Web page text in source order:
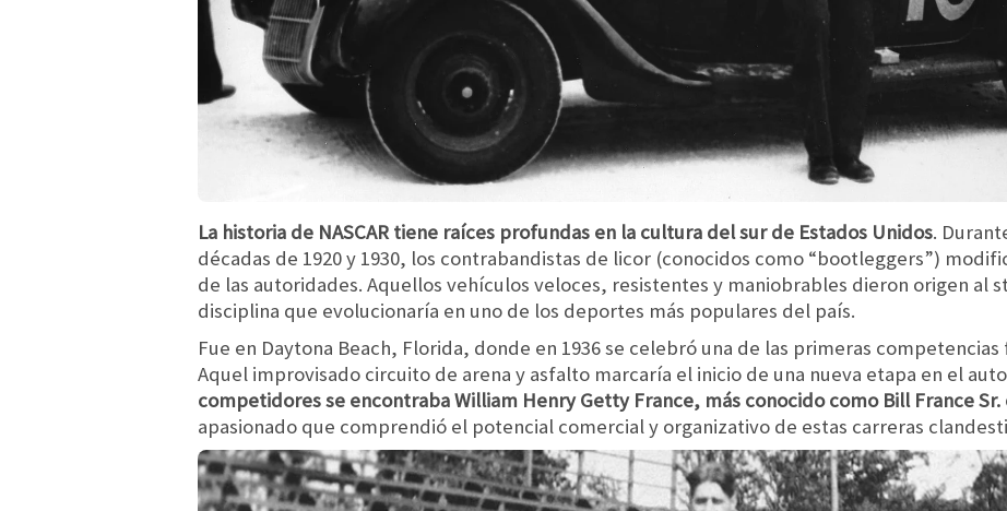
La historia de NASCAR tiene raíces profundas en la cultura del sur de Estados Unidos.
décadas de 1920 y 1930, los contrabandistas de licor (conocidos como “bootleggers”)
de las autoridades. Aquellos vehículos veloces, resistentes y maniobrables dieron origen al
disciplina que evolucionaría en uno de los deportes más populares del país.
Fue en Daytona Beach, Florida, donde en 1936 se celebró una de las primeras
Aquel improvisado circuito de arena y asfalto marcaría el inicio de una nueva etapa en el
competidores se encontraba William Henry Getty France, más conocido como Bill France Sr.
apasionado que comprendió el potencial comercial y organizativo de estas carreras